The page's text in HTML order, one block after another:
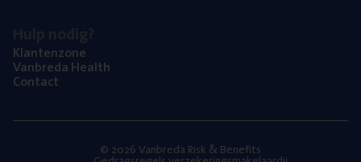
Klan­ten­zo­ne
Van­b­re­da Health
Con­tact
© 2026 Vanbreda Risk & Benefits